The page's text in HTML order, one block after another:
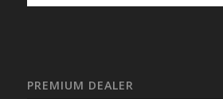
PREMIUM DEALER